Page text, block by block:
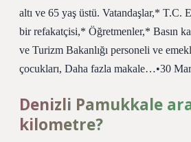
altı ve 65 yaş üstü. Vatandaşlar,* T.C.
bir refakatçisi,* Öğretmenler,* Basın
ve Turizm Bakanlığı personeli ve
çocukları, Daha fazla makale…•30
Denizli Pamukkale
kilometre?